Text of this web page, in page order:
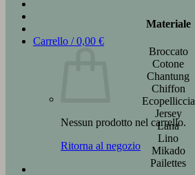
Carrello /0,00 €
Nessun prodotto nel carrello.
Ritorna al negozio
Materiale
Broccato
Cotone
Chantung
Chiffon
Ecopelliccia
Jersey
Lana
Lino
Mikado
Pailettes